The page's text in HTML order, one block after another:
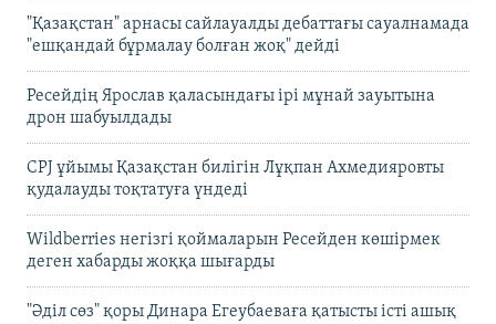
"Қазақстан" арнасы сайлауалды дебаттағы сауалнамада
"ешқандай бұрмалау болған жоқ" дейді
Ресейдің Ярослав қаласындағы ірі мұнай зауытына
дрон шабуылдады
CPJ ұйымы Қазақстан билігін Лұқпан Ахмедияровты
қудалауды тоқтатуға үндеді
Wildberries негізгі қоймаларын Ресейден көшірмек
деген хабарды жоққа шығарды
"Әділ сөз" қоры Динара Егеубаеваға қатысты істі ашық